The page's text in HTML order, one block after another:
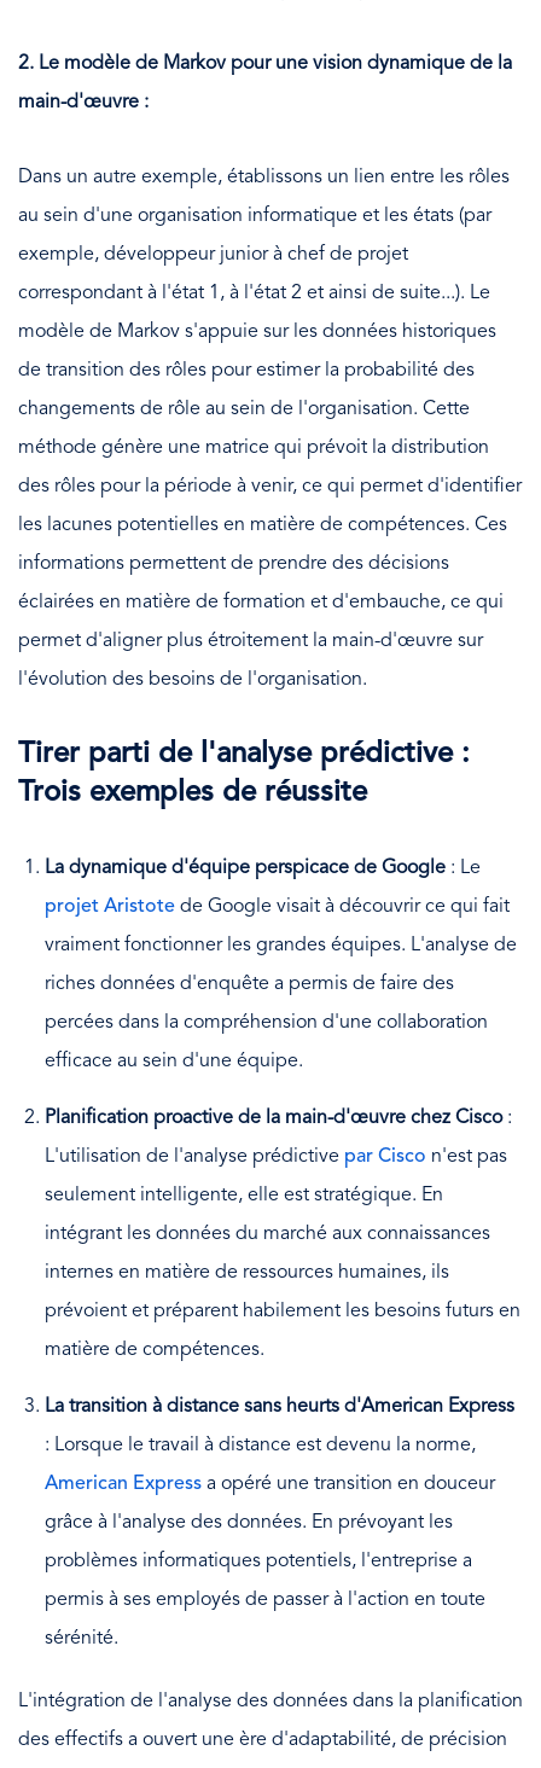
2. Le modèle de Markov pour une vision dynamique de la
main-d'œuvre :
Dans un autre exemple, établissons un lien entre les rôles
au sein d'une organisation informatique et les états (par
exemple, développeur junior à chef de projet
correspondant à l'état 1, à l'état 2 et ainsi de suite...). Le
modèle de Markov s'appuie sur les données historiques
de transition des rôles pour estimer la probabilité des
changements de rôle au sein de l'organisation. Cette
méthode génère une matrice qui prévoit la distribution
des rôles pour la période à venir, ce qui permet d'identifier
les lacunes potentielles en matière de compétences. Ces
informations permettent de prendre des décisions
éclairées en matière de formation et d'embauche, ce qui
permet d'aligner plus étroitement la main-d'œuvre sur
l'évolution des besoins de l'organisation.
Tirer parti de l'analyse prédictive :
Trois exemples de réussite
La dynamique d'équipe perspicace de Google : Le
projet Aristote de Google visait à découvrir ce qui fait
vraiment fonctionner les grandes équipes. L'analyse de
riches données d'enquête a permis de faire des
percées dans la compréhension d'une collaboration
efficace au sein d'une équipe.
Planification proactive de la main-d'œuvre chez Cisco:
L'utilisation de l'analyse prédictive par Cisco n'est pas
seulement intelligente, elle est stratégique. En
intégrant les données du marché aux connaissances
internes en matière de ressources humaines, ils
prévoient et préparent habilement les besoins futurs en
matière de compétences.
La transition à distance sans heurts d'American Express
: Lorsque le travail à distance est devenu la norme,
American Express a opéré une transition en douceur
grâce à l'analyse des données. En prévoyant les
problèmes informatiques potentiels, l'entreprise a
permis à ses employés de passer à l'action en toute
sérénité.
L'intégration de l'analyse des données dans la planification
des effectifs a ouvert une ère d'adaptabilité, de précision